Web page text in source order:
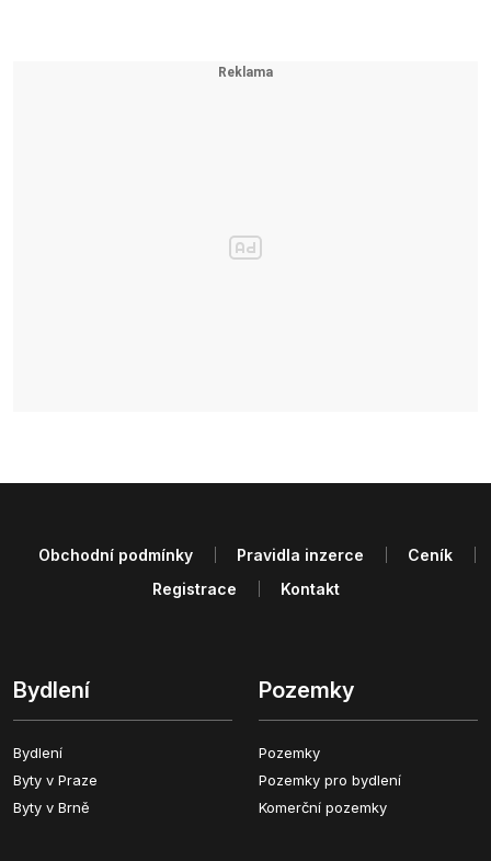
Bydlení
Bydlení
Byty v Praze
Byty v Brně
Pozemky
Pozemky
Pozemky pro bydlení
Komerční pozemky
Obchodní podmínky Pravidla inzerce
Ceník
Registrace
Kontakt